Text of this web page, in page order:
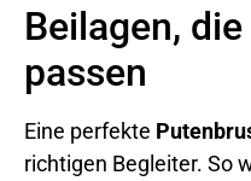
Beilagen,
passen
Eine perfekte
richtigen Begleiter. So